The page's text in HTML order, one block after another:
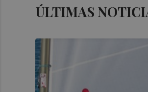
ÚLTIMAS